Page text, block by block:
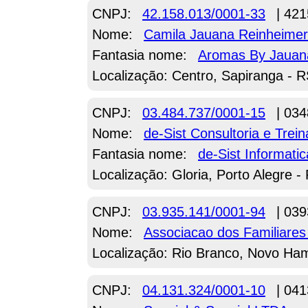
CNPJ: 42.158.013/0001-33
|
Nome:
Camila Jauana Reinheimer
Fantasia nome:
Aromas By
Localização: Centro, Sapiranga -
CNPJ: 03.484.737/0001-15
|
Nome:
de-Sist Consultoria e
Fantasia nome:
de-Sist
Localização: Gloria, Porto Alegre -
CNPJ: 03.935.141/0001-94
|
Nome:
Associacao dos
Localização: Rio Branco, Novo
CNPJ: 04.131.324/0001-10
|